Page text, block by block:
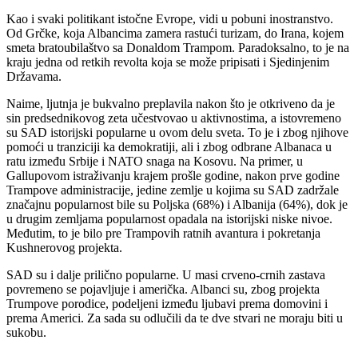
Kao i svaki politikant istočne Evrope, vidi u pobuni inostranstvo.
Od Grčke, koja Albancima zamera rastući turizam, do Irana, kojem
smeta bratoubilaštvo sa Donaldom Trampom. Paradoksalno, to je na
kraju jedna od retkih revolta koja se može pripisati i Sjedinjenim
Državama.
Naime, ljutnja je bukvalno preplavila nakon što je otkriveno da je
sin predsednikovog zeta učestvovao u aktivnostima, a istovremeno
su SAD istorijski popularne u ovom delu sveta. To je i zbog njihove
pomoći u tranziciji ka demokratiji, ali i zbog odbrane Albanaca u
ratu između Srbije i NATO snaga na Kosovu. Na primer, u
Gallupovom istraživanju krajem prošle godine, nakon prve godine
Trampove administracije, jedine zemlje u kojima su SAD zadržale
značajnu popularnost bile su Poljska (68%) i Albanija (64%), dok je
u drugim zemljama popularnost opadala na istorijski niske nivoe.
Međutim, to je bilo pre Trampovih ratnih avantura i pokretanja
Kushnerovog projekta.
SAD su i dalje prilično popularne. U masi crveno-crnih zastava
povremeno se pojavljuje i američka. Albanci su, zbog projekta
Trumpove porodice, podeljeni između ljubavi prema domovini i
prema Americi. Za sada su odlučili da te dve stvari ne moraju biti u
sukobu.